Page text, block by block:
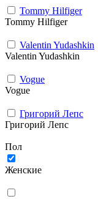
Tommy Hilfiger
Tommy Hilfiger
Valentin Yudashkin
Valentin Yudashkin
Vogue
Vogue
Григорий Лепс
Григорий Лепс
Пол
Женские